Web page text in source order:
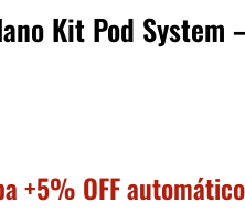
Kit Pod
+5% OFF